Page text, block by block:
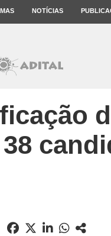
NOTÍCIAS
38